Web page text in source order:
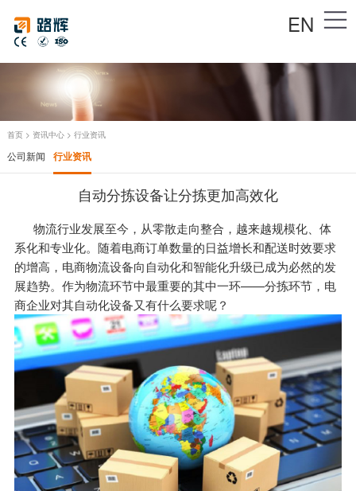
EN
首页> 资讯中心> 行业资讯
公司新闻 行业资讯
自动分拣设备让分拣更加高效化
物流行业发展至今，从零散走向整合，越来越规模化、体
系化和专业化。随着电商订单数量的日益增长和配送时效要求
的增高，电商物流设备向自动化和智能化升级已成为必然的发
展趋势。作为物流环节中最重要的其中一环——分拣环节，电
商企业对其自动化设备又有什么要求呢？